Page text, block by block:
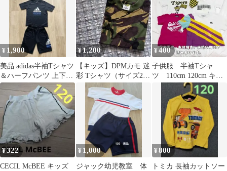
¥ 1,900
美品 adidas半袖Tシャツ
＆ハーフパンツ 上下セ
ット120サイズ
¥1,200
【キッズ】DPMカモ 迷
彩 Tシャツ（サイズ26 /
コットン100%）UK製
¥400
子供服 半袖Tシャ
ツ 110cm 120cm キッ
ズ まとめ売り 4着セ
¥322
CECIL McBEE キッズ
¥ 1,000
ジャック幼児教室 体
¥800
トミカ 長袖カットソー